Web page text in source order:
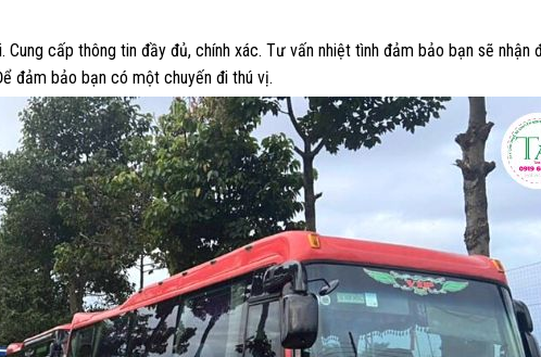
Cung cấp thông tin đầy đủ, chính xác. Tư vấn nhiệt tình đảm bảo bạn sẽ
đảm bảo bạn có một chuyến đi thú vị.